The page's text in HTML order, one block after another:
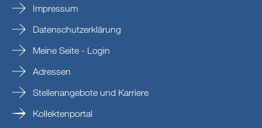
Impressum
Datenschutzerklärung
Meine Seite - Login
Adressen
Stellenangebote und Karriere
Kollektenportal